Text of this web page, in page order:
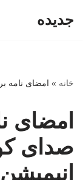
جدیده
خانه » امضای نامه
امضای
صدای